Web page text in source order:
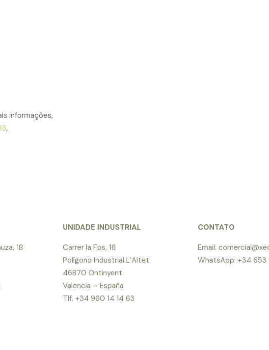
informações,
,
18
UNIDADE INDUSTRIAL
Carrer la Fos, 16
Polígono Industrial L’Altet
46870 Ontinyent
Valencia – España
Tlf. +34 960 14 14 63
CONTATO
Email:
WhatsApp: +34 653